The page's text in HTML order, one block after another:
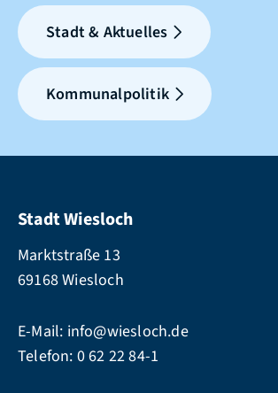
Stadt & Aktuelles
Kommunalpolitik
Stadt Wiesloch
Marktstraße 13
69168 Wiesloch
E-Mail: info@wiesloch.de
Telefon: 0 62 22 84-1